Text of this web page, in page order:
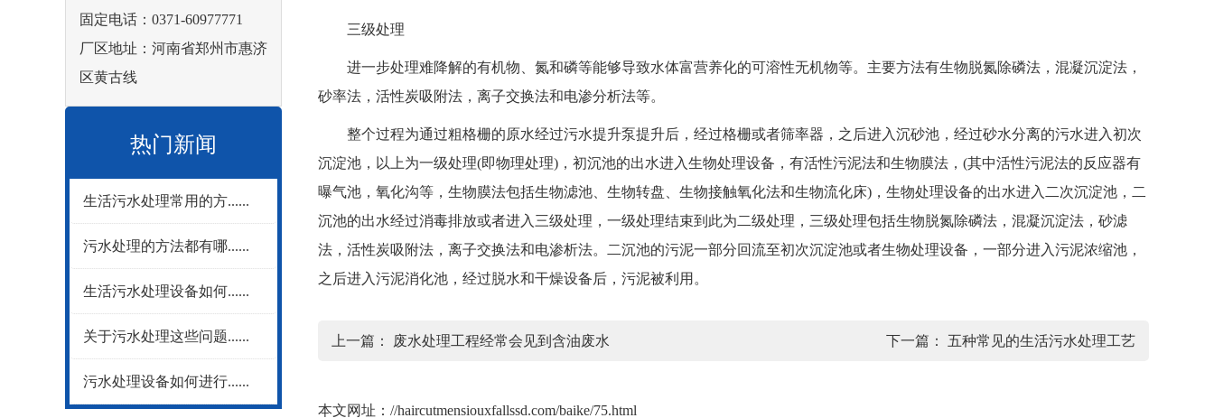
固定电话：0371-60977771
厂区地址：河南省郑州市惠济
区黄古线
热门新闻
生活污水处理常用的方......
污水处理的方法都有哪......
生活污水处理设备如何......
关于污水处理这些问题......
污水处理设备如何进行......
三级处理
进一步处理难降解的有机物、氮和磷等能够导致水体富营养化的可溶性无机物等。主要方法有生物脱氮除磷法，混凝沉淀法，
砂率法，活性炭吸附法，离子交换法和电渗分析法等。
整个过程为通过粗格栅的原水经过污水提升泵提升后，经过格栅或者筛率器，之后进入沉砂池，经过砂水分离的污水进入初次
沉淀池，以上为一级处理(即物理处理)，初沉池的出水进入生物处理设备，有活性污泥法和生物膜法，(其中活性污泥法的反应器有
曝气池，氧化沟等，生物膜法包括生物滤池、生物转盘、生物接触氧化法和生物流化床)，生物处理设备的出水进入二次沉淀池，二
沉池的出水经过消毒排放或者进入三级处理，一级处理结束到此为二级处理，三级处理包括生物脱氮除磷法，混凝沉淀法，砂滤
法，活性炭吸附法，离子交换法和电渗析法。二沉池的污泥一部分回流至初次沉淀池或者生物处理设备，一部分进入污泥浓缩池，
之后进入污泥消化池，经过脱水和干燥设备后，污泥被利用。
上一篇： 废水处理工程经常会见到含油废水 下一篇： 五种常见的生活污水处理工艺
本文网址： //haircutmensiouxfallssd.com/baike/75.html